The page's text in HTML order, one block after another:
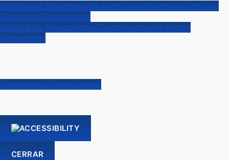
Política de Derechos de Autor y Autorización de Uso
Sobre los Contenidos
Política de Privacidad y Tratamiento de Datos
Personales
Términos y Condiciones
CERRAR